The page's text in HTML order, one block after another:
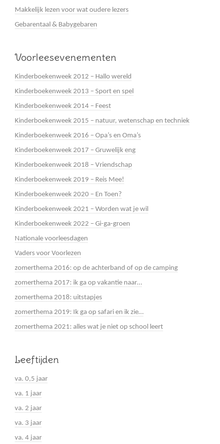
Makkelijk lezen voor wat oudere lezers
Gebarentaal & Babygebaren
Voorleesevenementen
Kinderboekenweek 2012 – Hallo wereld
Kinderboekenweek 2013 – Sport en spel
Kinderboekenweek 2014 – Feest
Kinderboekenweek 2015 – natuur, wetenschap en techniek
Kinderboekenweek 2016 – Opa’s en Oma’s
Kinderboekenweek 2017 – Gruwelijk eng
Kinderboekenweek 2018 – Vriendschap
Kinderboekenweek 2019 – Reis Mee!
Kinderboekenweek 2020 – En Toen?
Kinderboekenweek 2021 – Worden wat je wil
Kinderboekenweek 2022 – Gi-ga-groen
Nationale voorleesdagen
Vaders voor Voorlezen
zomerthema 2016: op de achterband of op de camping
zomerthema 2017: ik ga op vakantie naar…
zomerthema 2018: uitstapjes
zomerthema 2019: Ik ga op safari en ik zie…
zomerthema 2021: alles wat je niet op school leert
Leeftijden
va. 0,5 jaar
va. 1 jaar
va. 2 jaar
va. 3 jaar
va. 4 jaar